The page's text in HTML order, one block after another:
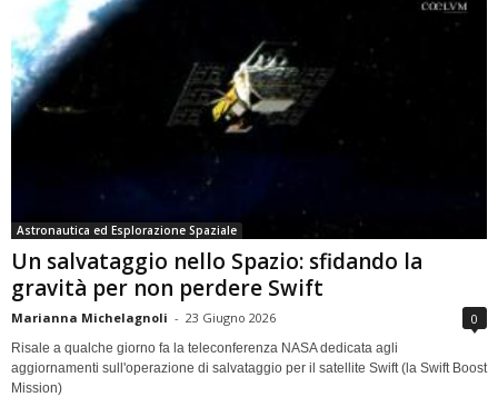
Astronautica ed Esplorazione Spaziale
Un salvataggio nello Spazio: sfidando la
gravità per non perdere Swift
Marianna Michelagnoli - 23 Giugno 2026 0
Risale a qualche giorno fa la teleconferenza NASA dedicata agli
aggiornamenti sull'operazione di salvataggio per il satellite Swift (la Swift Boost
Mission)